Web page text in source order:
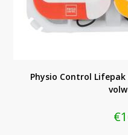
Physio Control
€